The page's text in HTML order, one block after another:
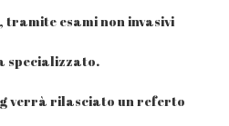
esami non invasivi
specializzato.
verrà rilasciato un referto